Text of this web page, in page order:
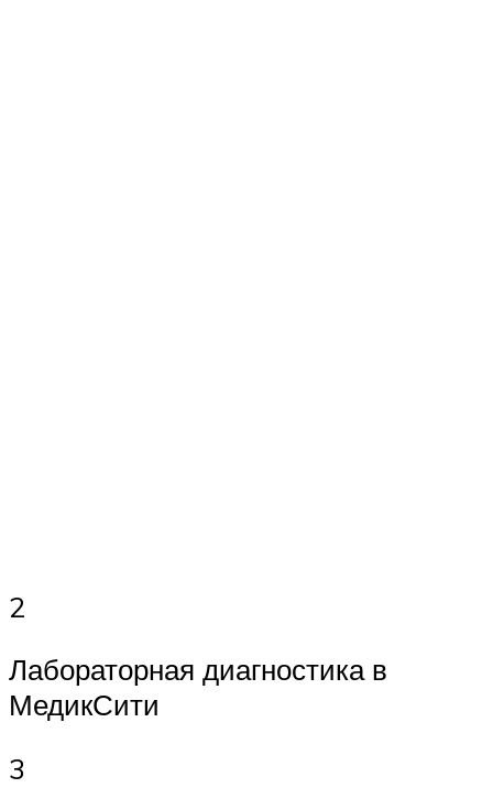
2
Лабораторная диагностика в
МедикСити
3